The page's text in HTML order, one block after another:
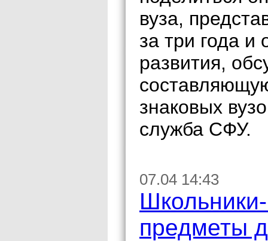
вуза,
за три года и
развития,
знаковых
служба СФУ.
07.04 14:43
предметы